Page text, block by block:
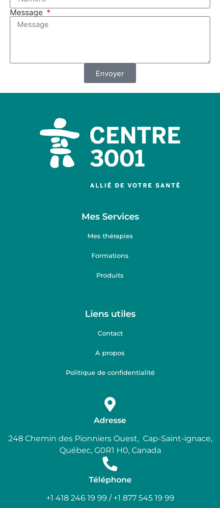
Message
Envoyer
Mes Services
Mes thérapies
Formations
Produits
Liens utiles
Contact
A propos
Politique de confidentialité
Adresse
248 Chemin des Pionniers Ouest, Cap-Saint-ignace,
Québec, G0R1 H0, Canada
Téléphone
+1 418 246 19 99 / +1 877 545 19 99